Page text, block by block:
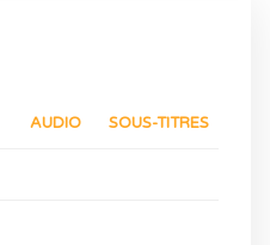
AUDIO SOUS-TITRES